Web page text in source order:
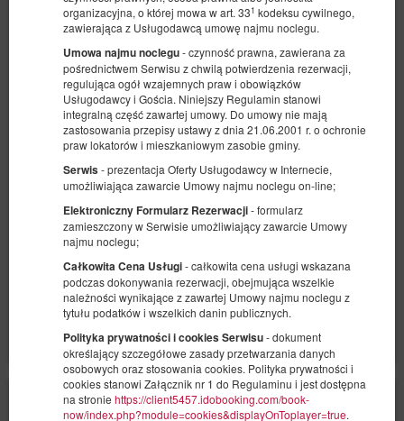
organizacyjna, o której mowa w art. 331 kodeksu cywilnego,
zawierająca z Usługodawcą umowę najmu noclegu.
Umowa najmu noclegu- czynność prawna, zawierana za
pośrednictwem Serwisu z chwilą potwierdzenia rezerwacji,
regulująca ogół wzajemnych praw i obowiązków
Usługodawcy i Gościa. Niniejszy Regulamin stanowi
integralną część zawartej umowy. Do umowy nie mają
zastosowania przepisy ustawy z dnia 21.06.2001 r. o ochronie
praw lokatorów i mieszkaniowym zasobie gminy.
Serwis - prezentacja Oferty Usługodawcy w Internecie,
umożliwiająca zawarcie Umowy najmu noclegu on-line;
Elektroniczny Formularz Rezerwacji- formularz
zamieszczony w Serwisie umożliwiający zawarcie Umowy
najmu noclegu;
Całkowita Cena Usługi- całkowita cena usługi wskazana
podczas dokonywania rezerwacji, obejmująca wszelkie
należności wynikające z zawartej Umowy najmu noclegu z
tytułu podatków i wszelkich danin publicznych.
Polityka prywatności i cookies Serwisu- dokument
określający szczegółowe zasady przetwarzania danych
osobowych oraz stosowania cookies. Polityka prywatności i
cookies stanowi Załącznik nr 1 do Regulaminu i jest dostępna
na stronie https://client5457.idobooking.com/book-
now/index.php?module=cookies&displayOnToplayer=true.
Jagoda (101)
2 osoby
1 sypialnia 2 łóżka pojedyncze (Single)
280,00 zł
Udostępnij Szczegóły Dostępność
Pokaż oferty